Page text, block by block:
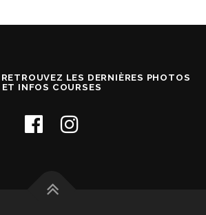
LES DERNIÈRES PHOTOS
ET INFOS COURSES